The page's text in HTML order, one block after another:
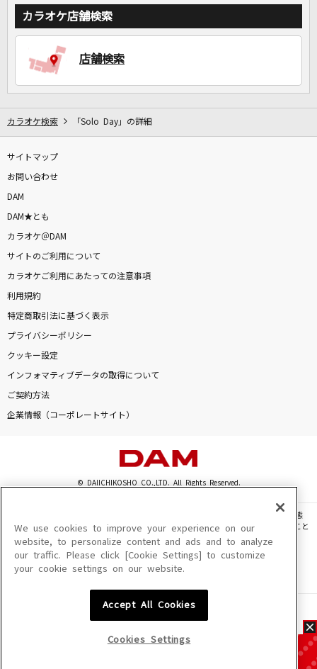
カラオケ店舗検索
店舗検索
カラオケ検索 「Solo Day」の詳細
サイトマップ
お問い合わせ
DAM
DAM★とも
カラオケ＠DAM
サイトのご利用について
カラオケご利用にあたっての注意事項
利用規約
特定商取引法に基づく表示
プライバシーポリシー
クッキー設定
インフォマティブデータの取得について
ご契約方法
企業情報（コーポレートサイト）
© DAIICHIKOSHO CO.,LTD. All Rights Reserved.
このサイトに掲載されている一切の文章・画像・写真・動画・音声等を、手段や形態
を問わず、著作権法の定める範囲を超えて無断で複製、転載、ファイル化などすること
を禁じます。
楽曲及びコンテンツは、機種によりご利用いただけない場合があります。
楽曲及びコンテンツの配信日、配信内容が変更になる場合があります。
We use cookies to improve your experience on our
website, to personalize content and ads and to analyze
our traffic. Please click [Cookie Settings] to customize
your cookie settings on our website.
Accept All Cookies
Cookies Settings